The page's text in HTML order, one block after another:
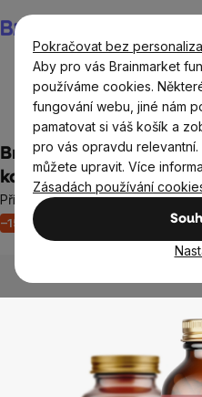
Pokračovat bez
Aby pro vás Brainmarket
používáme cookies.
fungování webu, jiné nám
pamatovat si váš košík a
pro vás opravdu
můžete upravit. Více
Zásadách používání
na
obsah
BrainMax®
BrainMax Berberine
kapslí
Přírodní bioaktivní látka, 90
–15 %
hodnocení
je
hvězdiček.